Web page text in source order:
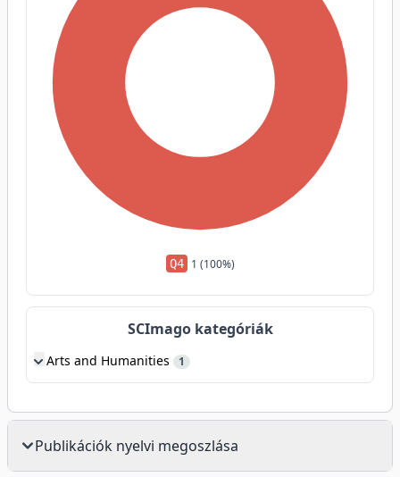
Q4 1 (100%)
SCImago kategóriák
Arts and Humanities 1
Publikációk nyelvi megoszlása